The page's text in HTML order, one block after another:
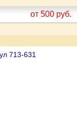
от 500 руб.